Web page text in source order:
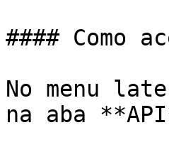
#### Como
No menu
na aba